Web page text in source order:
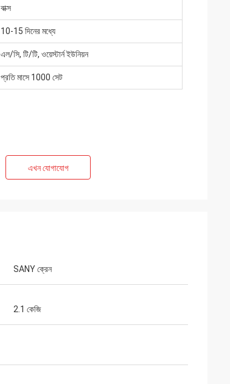
বাক্স
10-15 দিনের মধ্যে
এল/সি, টি/টি, ওয়েস্টার্ন ইউনিয়ন
প্রতি মাসে 1000 সেট
এখন যোগাযোগ
SANY ক্রেন
2.1 কেজি